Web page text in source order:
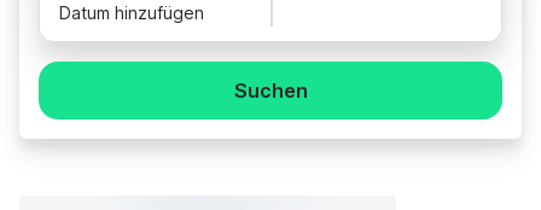
Datum hinzufügen
Suchen